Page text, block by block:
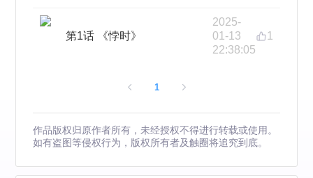
第1话 《悖时》
2025-
01-13
22:38:05
1
1
作品版权归原作者所有，未经授权不得进行转载或使用。
如有盗图等侵权行为，版权所有者及触圈将追究到底。